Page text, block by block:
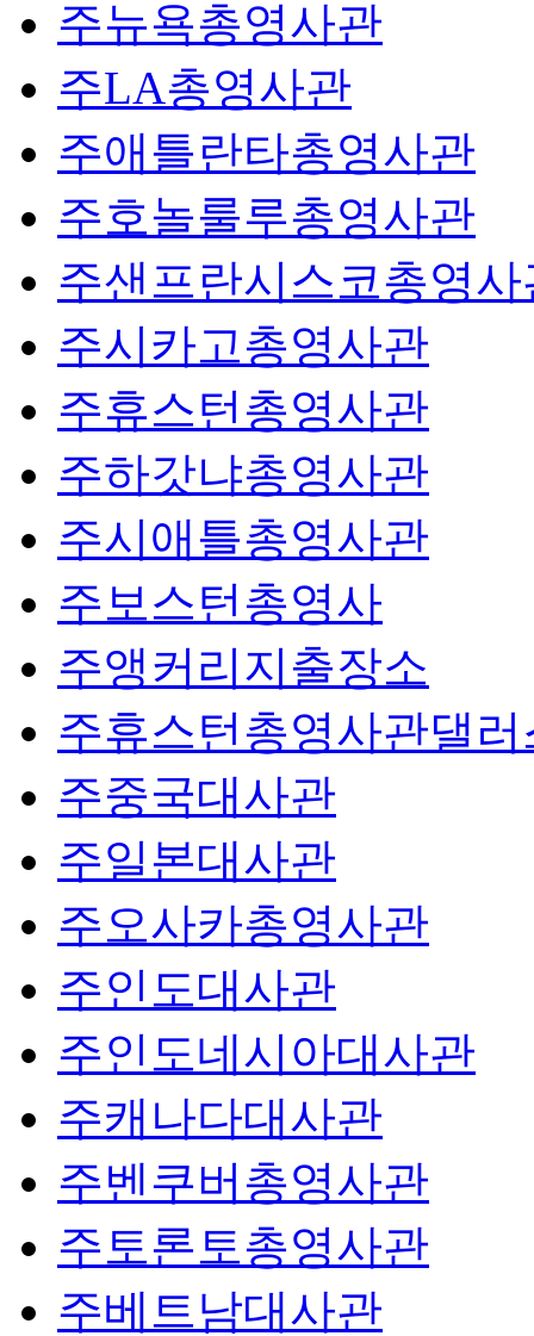
주뉴욕총영사관
주LA총영사관
주애틀란타총영사관
주호놀룰루총영사관
주샌프란시스코총영사
주시카고총영사관
주휴스턴총영사관
주하갓냐총영사관
주시애틀총영사관
주보스턴총영사
주앵커리지출장소
주휴스턴총영사관댈
주중국대사관
주일본대사관
주오사카총영사관
주인도대사관
주인도네시아대사관
주캐나다대사관
주벤쿠버총영사관
주토론토총영사관
주베트남대사관